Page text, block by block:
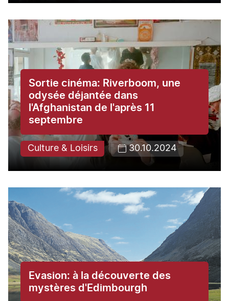
Sortie cinéma: Riverboom, une
odysée déjantée dans
l'Afghanistan de l'après 11
septembre
Culture & Loisirs 30.10.2024
Evasion: à la découverte des
mystères d'Edimbourgh